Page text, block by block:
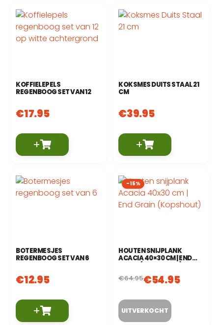
KOFFIELEPELS
REGENBOOG SET VAN 12
€17.95
+
KOKSMES DUITS STAAL 21
CM
€39.95
+
BOTERMESJES
REGENBOOG SET VAN 6
€12.95
+
-15%
HOUTEN SNIJPLANK
ACACIA 40×30 CM | END
GRAIN (KOPSHOUT)
€64.95€54.95